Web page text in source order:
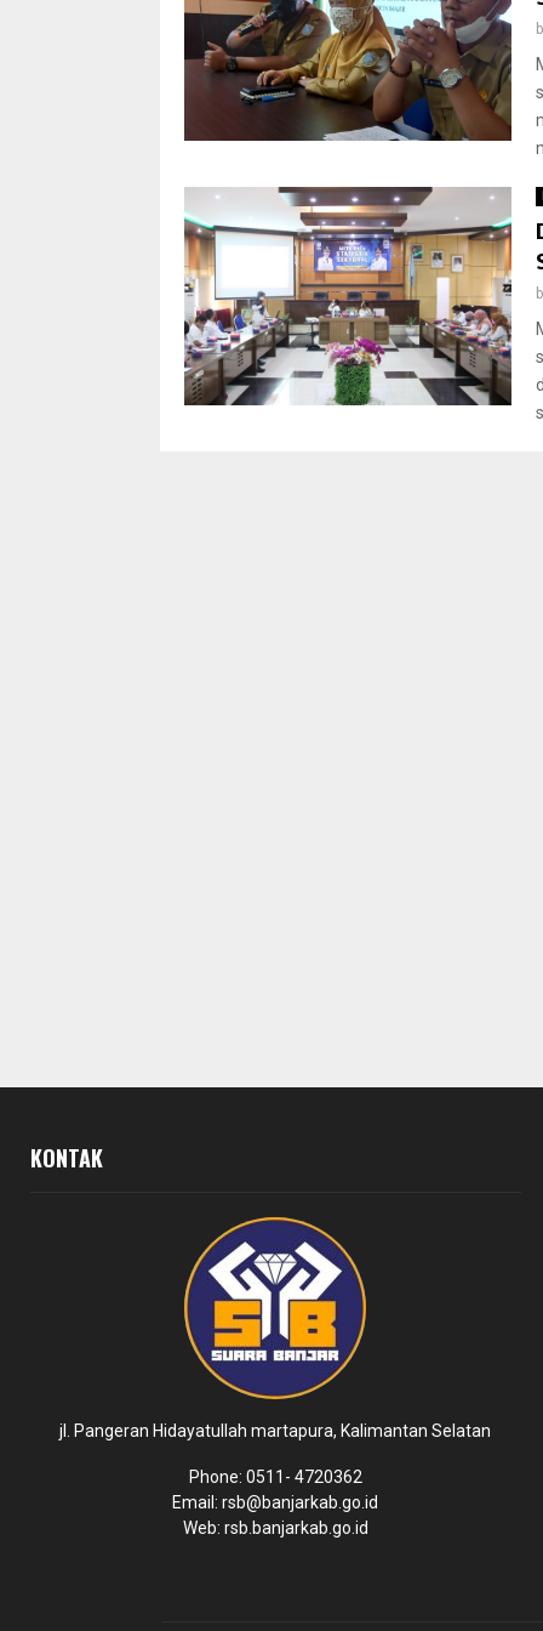
KONTAK
jl. Pangeran Hidayatullah martapura, Kalimantan Selatan
Phone: 0511- 4720362
Email: rsb@banjarkab.go.id
Web: rsb.banjarkab.go.id